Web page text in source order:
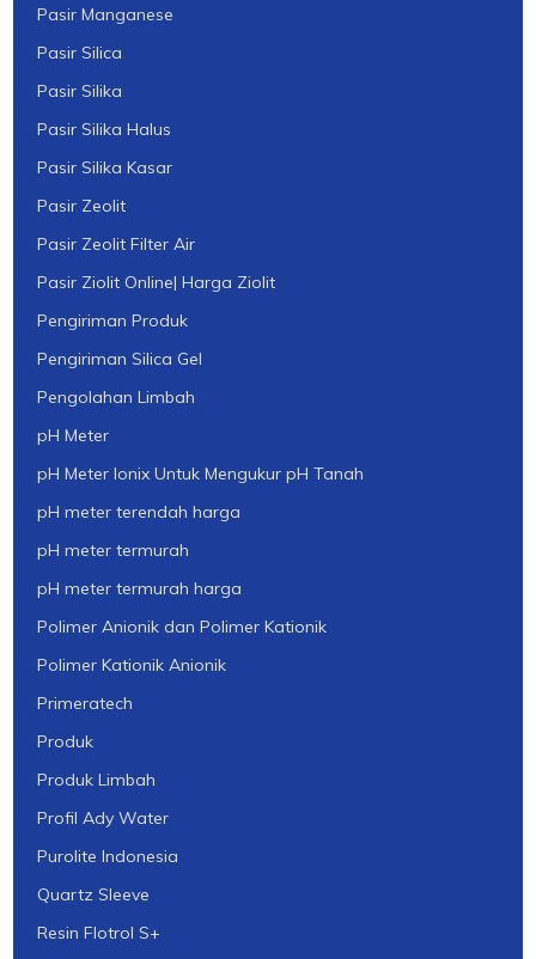
Pasir Manganese
Pasir Silica
Pasir Silika
Pasir Silika Halus
Pasir Silika Kasar
Pasir Zeolit
Pasir Zeolit Filter Air
Pasir Ziolit Online| Harga Ziolit
Pengiriman Produk
Pengiriman Silica Gel
Pengolahan Limbah
pH Meter
pH Meter Ionix Untuk Mengukur pH Tanah
pH meter terendah harga
pH meter termurah
pH meter termurah harga
Polimer Anionik dan Polimer Kationik
Polimer Kationik Anionik
Primeratech
Produk
Produk Limbah
Profil Ady Water
Purolite Indonesia
Quartz Sleeve
Resin Flotrol S+